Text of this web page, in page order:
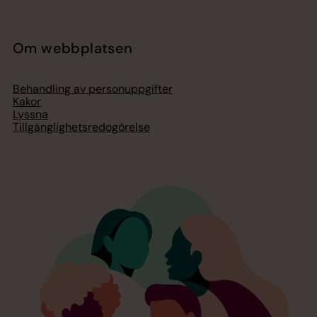
Om webbplatsen
Behandling av personuppgifter
Kakor
Lyssna
Tillgänglighetsredogörelse